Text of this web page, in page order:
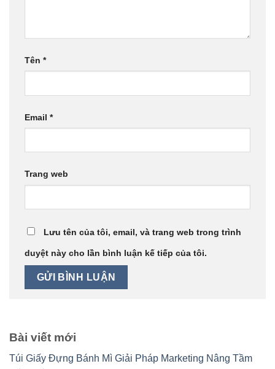
Tên *
Email *
Trang web
Lưu tên của tôi, email, và trang web trong trình
duyệt này cho lần bình luận kế tiếp của tôi.
Bài viết mới
Túi Giấy Đựng Bánh Mì Giải Pháp Marketing Nâng Tầm